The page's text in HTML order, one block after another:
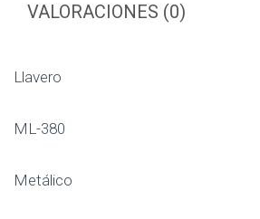
VALORACIONES (0)
Llavero
ML-380
Metálico